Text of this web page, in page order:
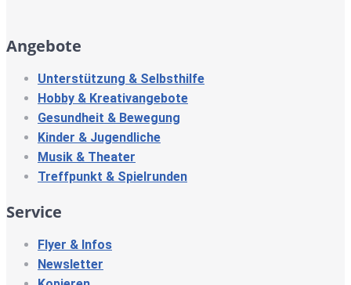
Angebote
Unterstützung & Selbsthilfe
Hobby & Kreativangebote
Gesundheit & Bewegung
Kinder & Jugendliche
Musik & Theater
Treffpunkt & Spielrunden
Service
Flyer & Infos
Newsletter